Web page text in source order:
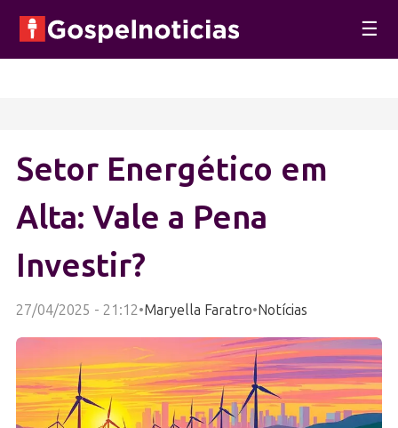
☰
Setor Energético em
Alta: Vale a Pena
Investir?
27/04/2025 - 21:12•Maryella Faratro•Notícias